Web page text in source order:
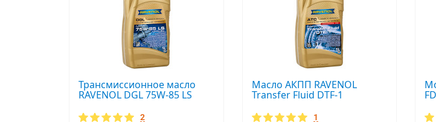
Трансмиссионное масло
RAVENOL DGL 75W-85 LS
2
Масло АКПП RAVENOL
Transfer Fluid DTF-1
1